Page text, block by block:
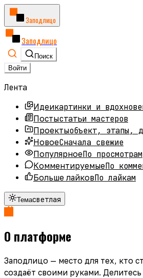
Заподлицо
Заподлицо
Поиск
Войти
Лента
Идеикартинки и
Постыстатьи мастеров
Проектыобъект, этапы,
НовоеСначала свежие
ПопулярноеПо просмотрам
КомментируемыеПо
Больше лайковПо лайкам
Темасветлая
О платформе
Заподлицо — место для тех, кто
создаёт своими руками.